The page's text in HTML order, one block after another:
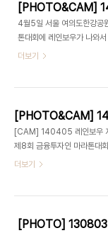
4월5일 서울 여의도한강공
톤대회에 레인보우가 나와
다. 직캠은 폭풍눈물티슈님
더보기
[CAM] 140405 레인보우
제8회 금융투자인 마라톤대
[CAM] 140405 레인보우
더보기